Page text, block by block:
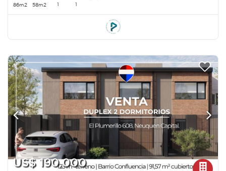
86m2 58m2 1 1
US$ 190.000